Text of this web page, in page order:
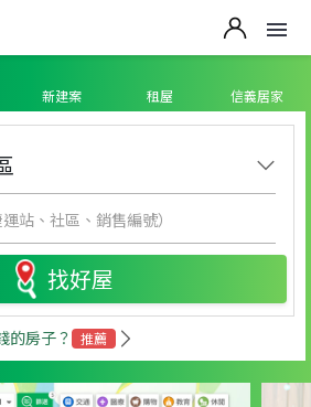
新建案 租屋 信義居家
找好屋
的房子？ 推薦